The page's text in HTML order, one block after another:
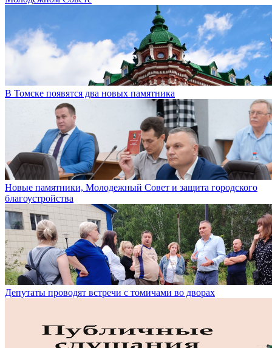
В Томске появятся два новых памятника
Новые памятники, Молодежный Совет и защита городского
благоустройства
Депутаты проводят встречи с томичами во дворах